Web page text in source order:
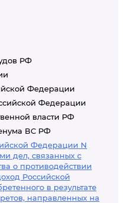
РФ
Федерации
Федерации
власти РФ
ВС РФ
Федерации N
дел, связанных с
о противодействии
Российской
в результате
направленных на